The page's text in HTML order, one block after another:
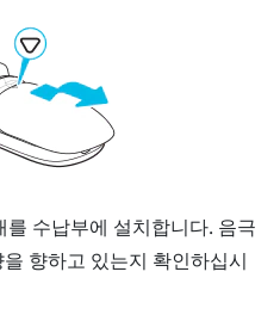
수납부에 설치합니다. 음극
향하고 있는지 확인하십시